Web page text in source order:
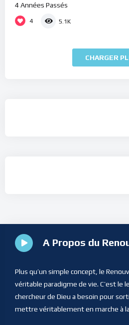
4 Années Passés
4 5.1K
CHARGER
A Propos du
Plus qu’un simple concept, le
véritable paradigme de vie. C’est le
chercheur de Dieu a besoin pour
mettre véritablement en marche à